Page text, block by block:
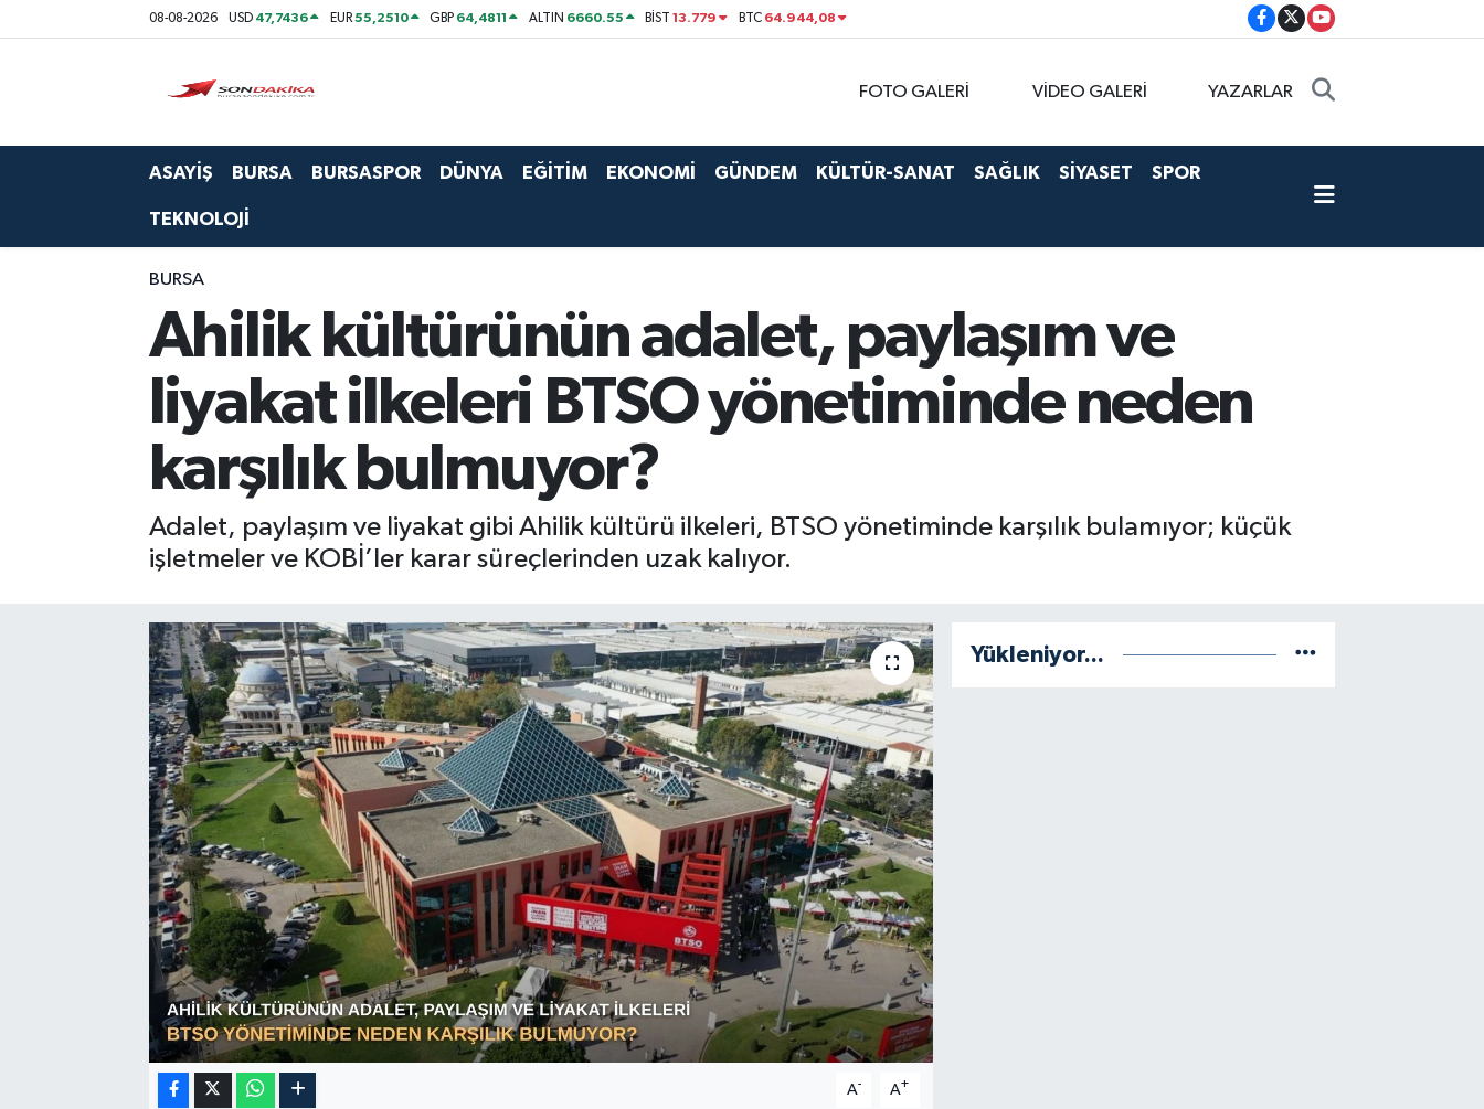
08-08-2026 USD 47,7436 EUR55,2510 GBP 64,4811 ALTIN 6660.55 BİST13.779 BTC 64.944,08
FOTO GALERİ VİDEO GALERİ YAZARLAR
ASAYİŞ BURSA BURSASPOR DÜNYA EĞİTİM EKONOMİ GÜNDEM KÜLTÜR-SANAT SAĞLIK SİYASET SPOR
TEKNOLOJİ
BURSA
Ahilik kültürünün adalet, paylaşım ve
liyakat ilkeleri BTSO yönetiminde neden
karşılık bulmuyor?
Adalet, paylaşım ve liyakat gibi Ahilik kültürü ilkeleri, BTSO yönetiminde karşılık bulamıyor; küçük
işletmeler ve KOBİ’ler karar süreçlerinden uzak kalıyor.
A- A+
Yükleniyor...
Ekonomi
Video Galeri